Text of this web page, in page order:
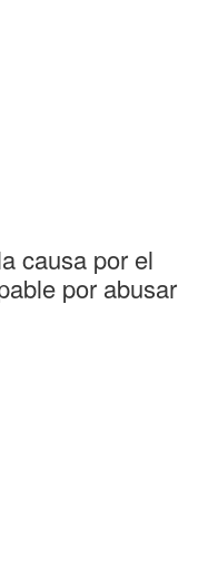
causa por el
por abusar